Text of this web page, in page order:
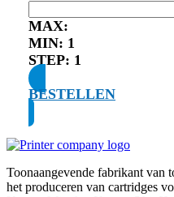
MAX:
MIN: 1
STEP: 1
BESTELLEN
Toonaangevende fabrikant van
het produceren van cartridges